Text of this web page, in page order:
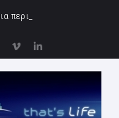
περιοχή που ήδη φλέγεται τ